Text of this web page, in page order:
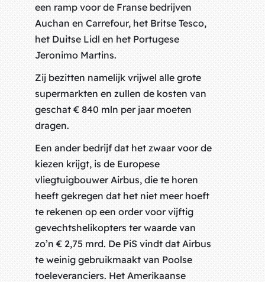
een ramp voor de Franse bedrijven
Auchan en Carrefour, het Britse Tesco,
het Duitse Lidl en het Portugese
Jeronimo Martins.
Zij bezitten namelijk vrijwel alle grote
supermarkten en zullen de kosten van
geschat € 840 mln per jaar moeten
dragen.
Een ander bedrijf dat het zwaar voor de
kiezen krijgt, is de Europese
vliegtuigbouwer Airbus, die te horen
heeft gekregen dat het niet meer hoeft
te rekenen op een order voor vijftig
gevechtshelikopters ter waarde van
zo’n € 2,75 mrd. De PiS vindt dat Airbus
te weinig gebruikmaakt van Poolse
toeleveranciers. Het Amerikaanse